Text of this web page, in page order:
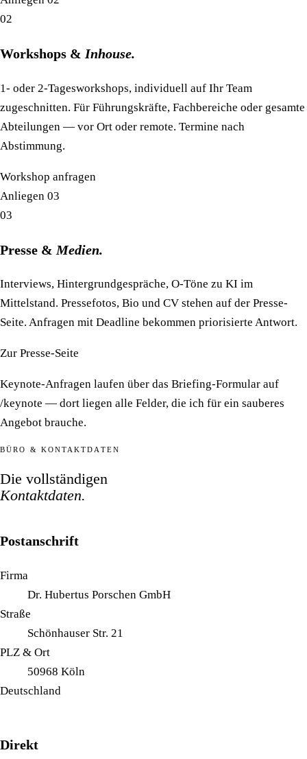
02
Workshops & Inhouse.
1- oder 2-Tagesworkshops, individuell auf Ihr Team
zugeschnitten. Für Führungskräfte, Fachbereiche oder gesamte
Abteilungen — vor Ort oder remote. Termine nach
Abstimmung.
Workshop anfragen
Anliegen 03
03
Presse & Medien.
Interviews, Hintergrundgespräche, O-Töne zu KI im
Mittelstand. Pressefotos, Bio und CV stehen auf der Presse-
Seite. Anfragen mit Deadline bekommen priorisierte Antwort.
Zur Presse-Seite
Keynote-Anfragen laufen über das Briefing-Formular auf
/keynote — dort liegen alle Felder, die ich für ein sauberes
Angebot brauche.
BÜRO & KONTAKTDATEN
Die vollständigen
Kontaktdaten.
Postanschrift
Firma
Dr. Hubertus Porschen GmbH
Straße
Schönhauser Str. 21
PLZ & Ort
50968 Köln
Deutschland
Direkt